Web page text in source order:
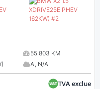
55 803 KM
A, N/A
TVA exclue